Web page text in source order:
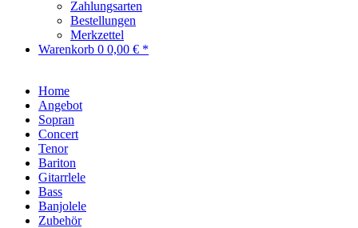
Zahlungsarten
Bestellungen
Merkzettel
Warenkorb 0 0,00 € *
Home
Angebot
Sopran
Concert
Tenor
Bariton
Gitarrlele
Bass
Banjolele
Zubehör